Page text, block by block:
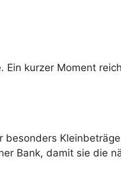
kurzer Moment
Bank, damit sie die